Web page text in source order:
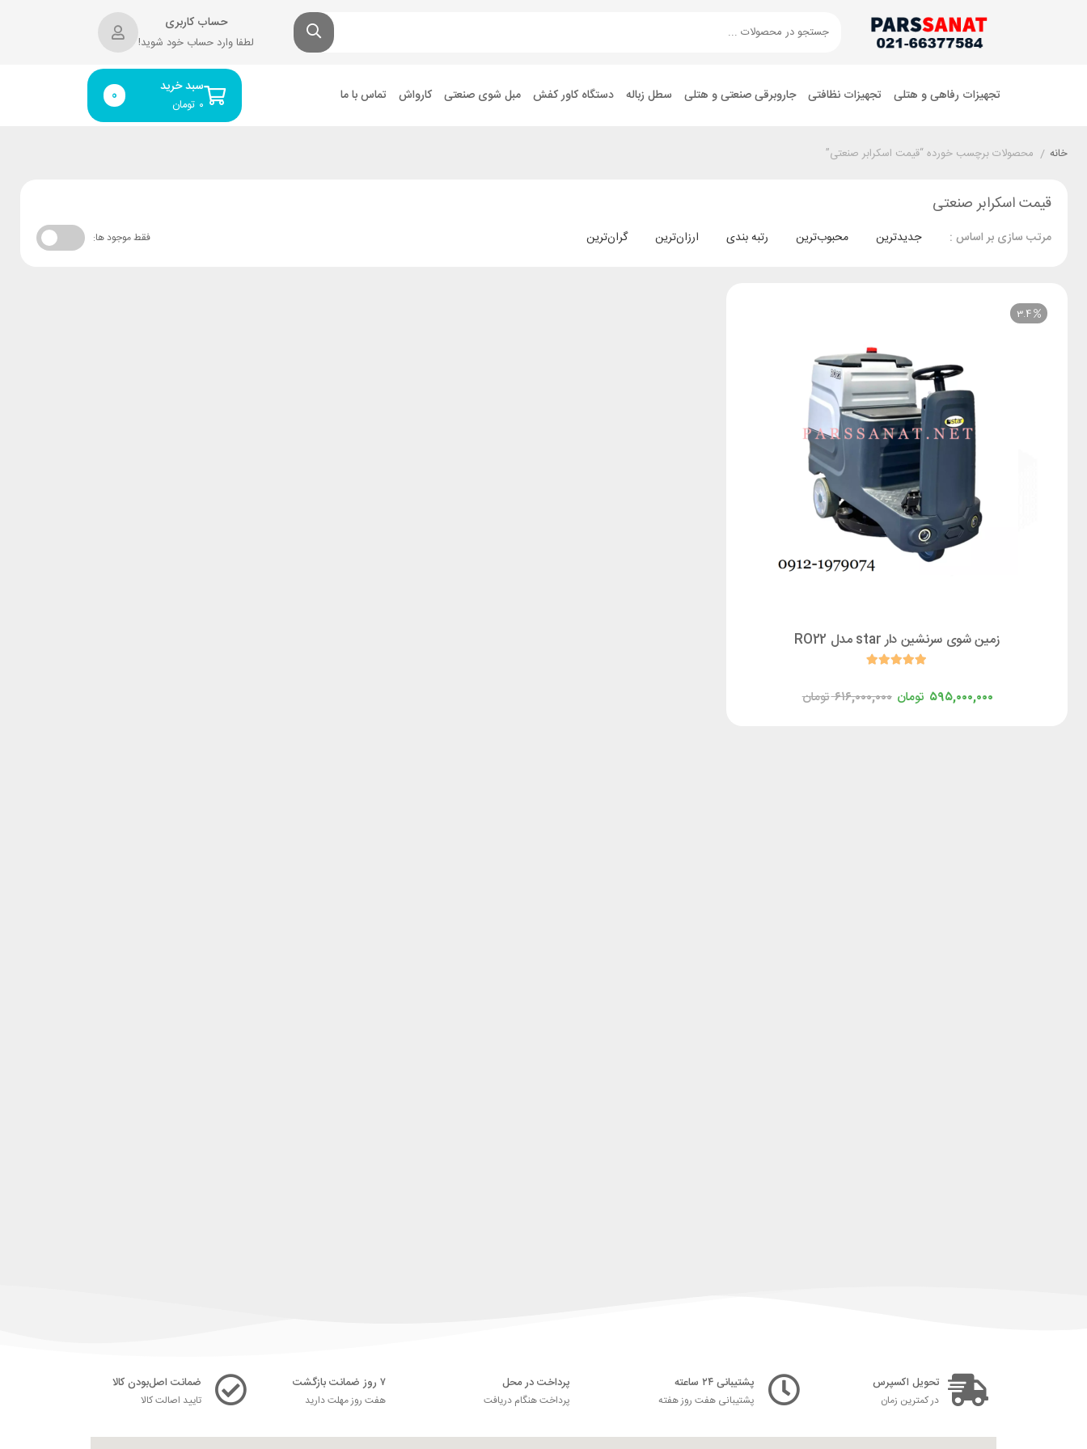
حساب کاربری
لطفا وارد حساب خود شوید!
تجهیزات رفاهی و هتلی تجهیزات نظافتی جاروبرقی صنعتی و هتلی سطل زباله دستگاه کاور کفش مبل شوی صنعتی کارواش تماس با ما سبد خرید
تومان ۰ 0
خانه / محصولات برچسب خورده “قیمت اسکرابر صنعتی”
قیمت اسکرابر صنعتی
مرتب سازی بر اساس : جدیدترین محبوب‌ترین رتبه بندی ارزان‌ترین گران‌ترین فقط موجود ها:
3.4
زمین شوی سرنشین دار star مدل RO22
تومان۶۱۶,۰۰۰,۰۰۰ تومان ۵۹۵,۰۰۰,۰۰۰
تحویل اکسپرس
در کمترین زمان
پشتیبانی ۲۴ ساعته
پشتیبانی هفت روز هفته
پرداخت در محل
پرداخت هنگام دریافت
۷ روز ضمانت بازگشت
هفت روز مهلت دارید
ضمانت اصل‌بودن کالا
تایید اصالت کالا